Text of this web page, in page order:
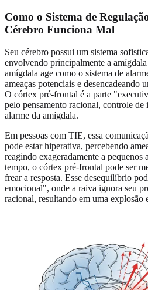
Como o Sistema de
Cérebro Funciona Mal
Seu cérebro possui um sistema
envolvendo principalmente a
amígdala age como o sistema de
ameaças potenciais e desencadeando
O córtex pré-frontal é a parte
pelo pensamento racional, controle de
alarme da amígdala.
Em pessoas com TIE, essa
pode estar hiperativa, percebendo
reagindo exageradamente a
tempo, o córtex pré-frontal pode ser
frear a resposta. Esse desequilíbrio
emocional", onde a raiva ignora seu
racional, resultando em uma explosão